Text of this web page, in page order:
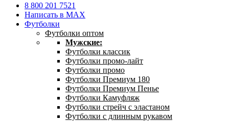
8 800 201 7521
Написать в MAX
Футболки
Футболки оптом
Мужские:
Футболки классик
Футболки промо-лайт
Футболки промо
Футболки Премиум 180
Футболки Премиум Пенье
Футболки Камуфляж
Футболки стрейч с эластаном
Футболки с длинным рукавом